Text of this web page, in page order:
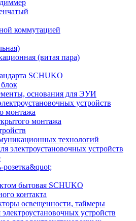
коммутацией
(витая пара)
SCHUKO
основания для ЭУИ
устройств
монтажа
монтажа
технологий
электроустановочных устройств
бытовая SCHUKO
контакта
освещенности, таймеры
устройств